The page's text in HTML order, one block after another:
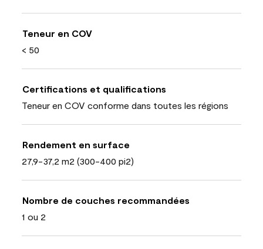
Teneur en COV
< 50
Certifications et qualifications
Teneur en COV conforme dans toutes les régions
Rendement en surface
27,9-37,2 m2 (300-400 pi2)
Nombre de couches recommandées
1 ou 2